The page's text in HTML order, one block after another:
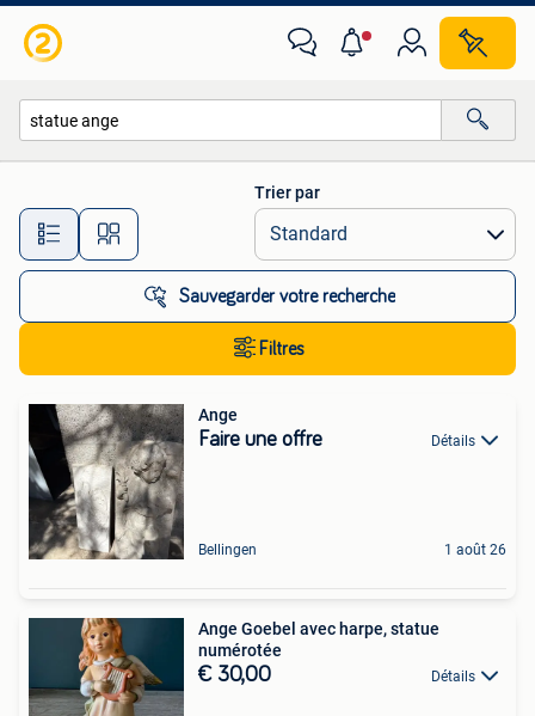
Toutes les distances…
Trier par
Sauvegarder votre recherche
Filtres
Ange
Faire une offre Détails
Bellingen 1 août 26
Ange Goebel avec harpe, statue
numérotée
€ 30,00 Détails